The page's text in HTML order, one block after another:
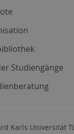
Studiengänge
Karls Universität